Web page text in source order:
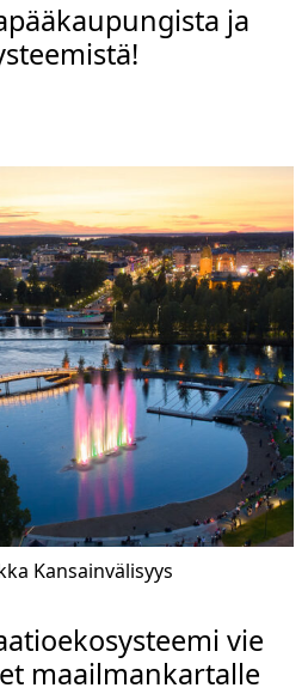
ja
Kansainvälisyys
vie
maailmankartalle